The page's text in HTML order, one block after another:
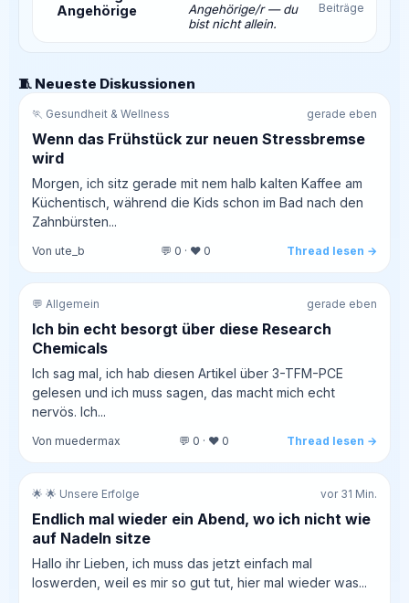
Angehörige
Angehörige/r — du
bist nicht allein.
Beiträge
🧵 Neueste Diskussionen
🏃 Gesundheit & Wellness gerade eben
Wenn das Frühstück zur neuen Stressbremse
wird
Morgen, ich sitz gerade mit nem halb kalten Kaffee am
Küchentisch, während die Kids schon im Bad nach den
Zahnbürsten...
Von ute_b 💬 0 · ❤️ 0 Thread lesen →
💬 Allgemein gerade eben
Ich bin echt besorgt über diese Research
Chemicals
Ich sag mal, ich hab diesen Artikel über 3-TFM-PCE
gelesen und ich muss sagen, das macht mich echt
nervös. Ich...
Von muedermax 💬 0 · ❤️ 0 Thread lesen →
🌟 🌟 Unsere Erfolge vor 31 Min.
Endlich mal wieder ein Abend, wo ich nicht wie
auf Nadeln sitze
Hallo ihr Lieben, ich muss das jetzt einfach mal
loswerden, weil es mir so gut tut, hier mal wieder was...